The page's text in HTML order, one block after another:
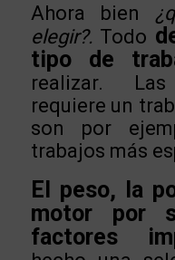
Ahora bien
elegir?. Todo
tipo de
realizar.
requiere un
son por
trabajos más
El peso, la
motor por
factores